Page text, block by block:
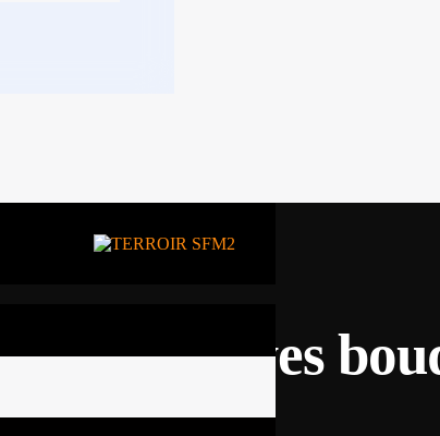
Forces Vives